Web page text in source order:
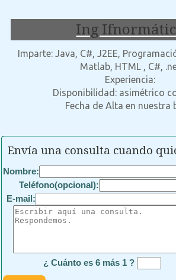
Ing
Imparte: Java, C#, J2EE,
Matlab, HTML , C#,
Experiencia:
Disponibilidad: asimétrico
Fecha de Alta en nuestra
Envía una consulta cuando
Nombre:
Teléfono(opcional):
E-mail:
¿ Cuánto es 6 más 1 ?